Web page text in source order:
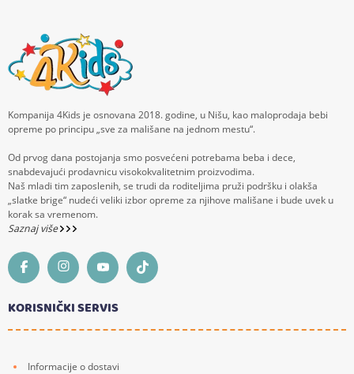
Kompanija 4Kids je osnovana 2018. godine, u Nišu, kao maloprodaja bebi
opreme po principu „sve za mališane na jednom mestu“.
Od prvog dana postojanja smo posvećeni potrebama beba i dece,
snabdevajući prodavnicu visokokvalitetnim proizvodima.
Naš mladi tim zaposlenih, se trudi da roditeljima pruži podršku i olakša
„slatke brige“ nudeći veliki izbor opreme za njihove mališane i bude uvek u
korak sa vremenom.
Saznaj više
KORISNIČKI SERVIS
Informacije o dostavi